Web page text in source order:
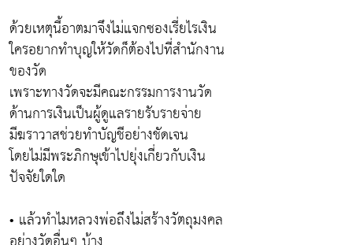
ด้วยเหตุนี้อาตมาจึงไม่แจกซองเรี่ยไรเงิน
ใครอยากทำบุญให้วัดก็ต้องไปที่สำนักงาน
ของวัด
เพราะทางวัดจะมีคณะกรรมการงานวัด
ด้านการเงินเป็นผู้ดูแลรายรับรายจ่าย
มีฆราวาสช่วยทำบัญชีอย่างชัดเจน
โดยไม่มีพระภิกษุเข้าไปยุ่งเกี่ยวกับเงิน
ปัจจัยใดใด
• แล้วทำไมหลวงพ่อถึงไม่สร้างวัตถุมงคล